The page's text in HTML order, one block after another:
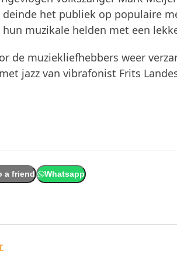
het publiek op populaire
muzikale helden met een
de muziekliefhebbers weer
jazz van vibrafonist Frits
a friend Whatsapp